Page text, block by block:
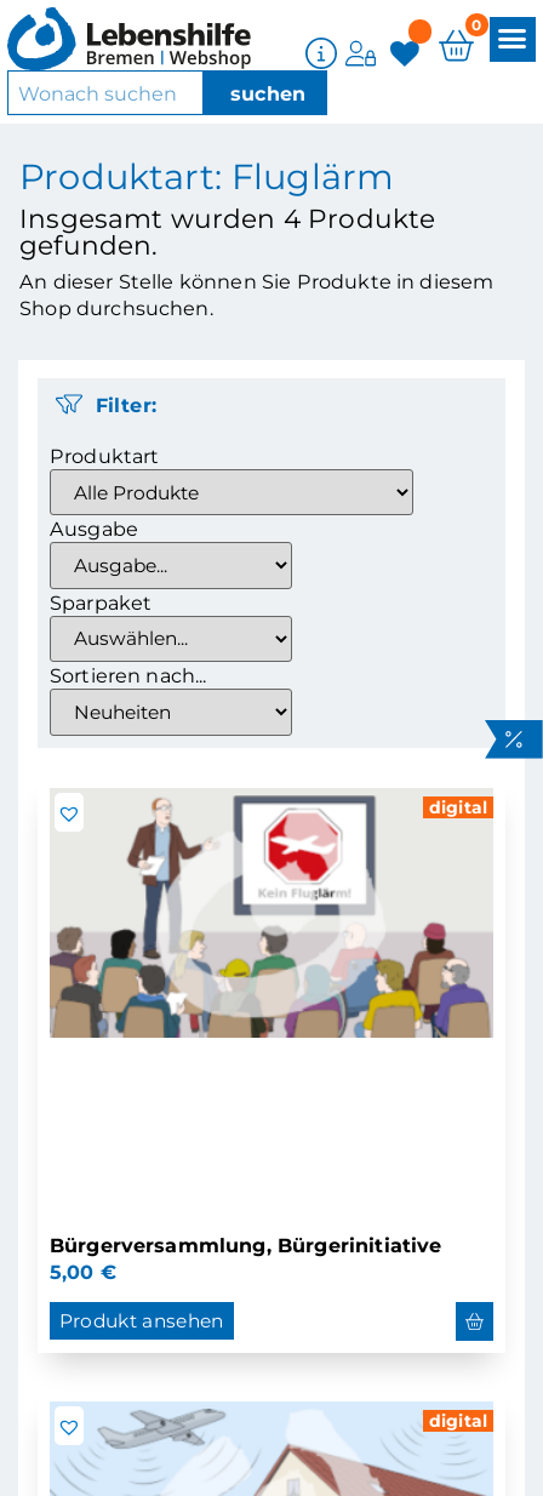
0
Produktart: Fluglärm
Insgesamt wurden 4Produkte
gefunden.
An dieser Stelle können Sie Produkte in diesem
Shop durchsuchen.
Filter:
Produktart
Ausgabe
Sparpaket
Sortieren nach...
digital
Bürgerversammlung, Bürgerinitiative
5,00 €
Produkt ansehen
digital